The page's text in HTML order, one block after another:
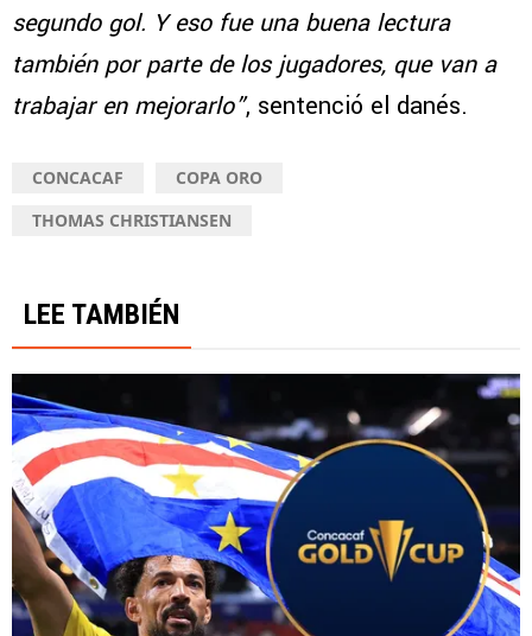
segundo gol. Y eso fue una buena lectura
también por parte de los jugadores, que van a
trabajar en mejorarlo”, sentenció el danés.
CONCACAF
COPA ORO
THOMAS CHRISTIANSEN
LEE TAMBIÉN